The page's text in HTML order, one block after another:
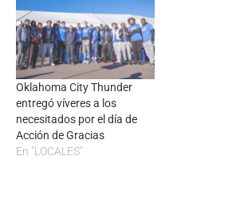
Oklahoma City Thunder
entregó víveres a los
necesitados por el día de
Acción de Gracias
En "LOCALES"